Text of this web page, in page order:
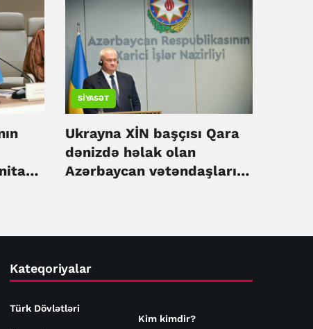
SIYASƏT
Ukrayna XİN başçısı Qara
dənizdə həlak olan
Azərbaycan vətəndaşları
Kateqoriyalar
Türk Dövlətləri
Kim kimdir?